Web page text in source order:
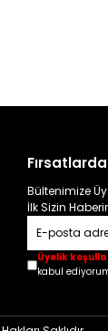
Bültenimize
İlk Sizin
Üyelik
kabul